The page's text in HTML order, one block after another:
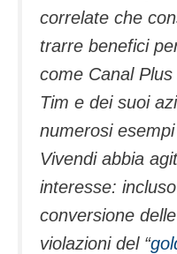
correlate che
trarre benefici
come Canal
Tim e dei suoi
numerosi
Vivendi abbia
interesse:
conversione
violazioni del “